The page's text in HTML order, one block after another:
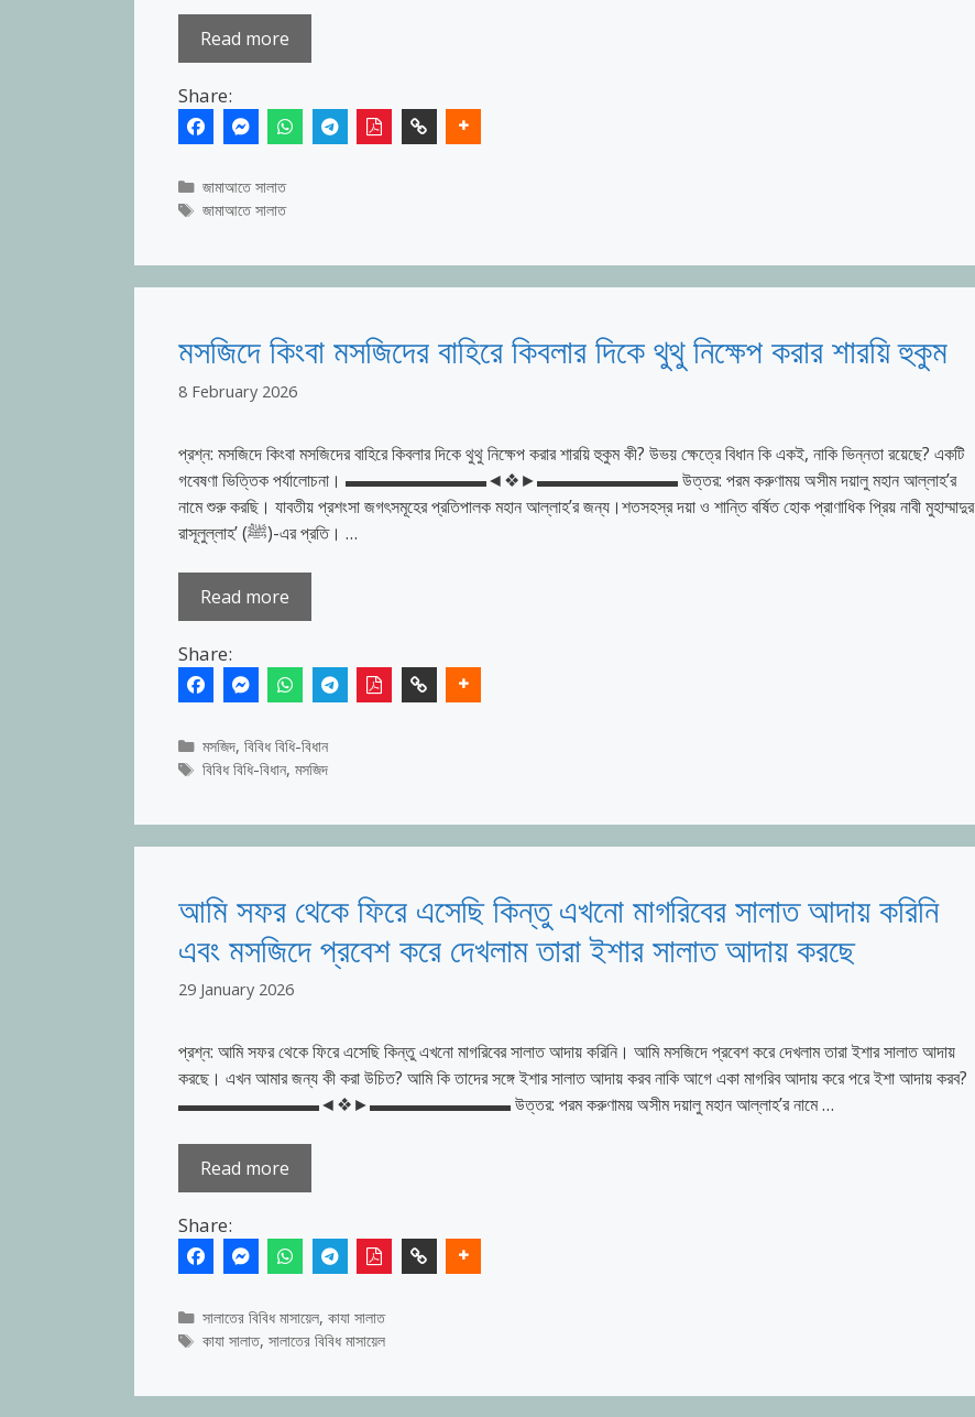
Read more
Share:
Categories
জামাআতে সালাত
Tags
জামাআতে সালাত
মসজিদে কিংবা মসজিদের বাহিরে কিবলার দিকে থুথু নিক্ষেপ করার শারয়ি হুকুম
8 February 2026
প্রশ্ন: মসজিদে কিংবা মসজিদের বাহিরে কিবলার দিকে থুথু নিক্ষেপ করার শারয়ি হুকুম কী? উভয় ক্ষেত্রে বিধান কি একই, নাকি ভিন্নতা রয়েছে? একটি
গবেষণা ভিত্তিক পর্যালোচনা। ▬▬▬▬▬▬▬▬◄❖►▬▬▬▬▬▬▬▬ উত্তর: পরম করুণাময় অসীম দয়ালু মহান আল্লাহ’র
নামে শুরু করছি। যাবতীয় প্রশংসা জগৎসমূহের প্রতিপালক মহান আল্লাহ’র জন্য।শতসহস্র দয়া ও শান্তি বর্ষিত হোক প্রাণাধিক প্রিয় নাবী মুহাম্মাদুর
রাসূলুল্লাহ’ (ﷺ)-এর প্রতি। …
Read more
Share:
Categories
মসজিদ, বিবিধ বিধি-বিধান
Tags
বিবিধ বিধি-বিধান, মসজিদ
আমি সফর থেকে ফিরে এসেছি কিন্তু এখনো মাগরিবের সালাত আদায় করিনি
এবং মসজিদে প্রবেশ করে দেখলাম তারা ইশার সালাত আদায় করছে
29 January 2026
প্রশ্ন: আমি সফর থেকে ফিরে এসেছি কিন্তু এখনো মাগরিবের সালাত আদায় করিনি। আমি মসজিদে প্রবেশ করে দেখলাম তারা ইশার সালাত আদায়
করছে। এখন আমার জন্য কী করা উচিত? আমি কি তাদের সঙ্গে ইশার সালাত আদায় করব নাকি আগে একা মাগরিব আদায় করে পরে ইশা আদায় করব?
▬▬▬▬▬▬▬▬◄❖►▬▬▬▬▬▬▬▬ উত্তর: পরম করুণাময় অসীম দয়ালু মহান আল্লাহ’র নামে …
Read more
Share:
Categories
সালাতের বিবিধ মাসায়েল, কাযা সালাত
Tags
কাযা সালাত, সালাতের বিবিধ মাসায়েল